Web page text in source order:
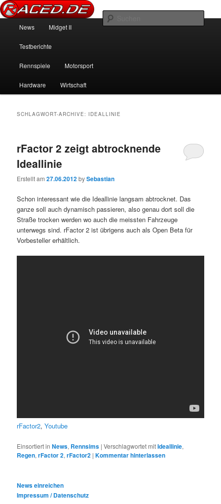
Raced.de
News über Rennspiele und der echten Autowelt
Zum Inhalt wechseln
Zum sekundären Inhalt wechseln
News Midget II
Testberichte
Rennspiele Motorsport
Hardware Wirtschaft
SCHLAGWORT-ARCHIVE: IDEALLINIE
rFactor 2 zeigt abtrocknende
Ideallinie
Erstellt am27.06.2012bySebastian
Schon interessant wie die Ideallinie langsam abtrocknet. Das
ganze soll auch dynamisch passieren, also genau dort soll die
Straße trocken werden wo auch die meissten Fahrzeuge
unterwegs sind. rFactor 2 ist übrigens auch als Open Beta für
Vorbesteller erhältlich.
rFactor2,Youtube
Einsortiert in News, Rennsims |Verschlagwortet mitIdeallinie,
Regen,rFactor 2,rFactor2 |Kommentar hinterlassen
News einreichen
Impressum / Datenschutz